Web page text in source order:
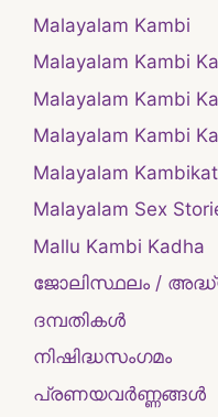
Malayalam Kambi
Malayalam Kambi
Malayalam Kambi
Malayalam Kambi
Malayalam
Malayalam Sex
Mallu Kambi Kadha
ജോലിസ്ഥലം /
ദമ്പതികള്‍
നിഷിദ്ധസംഗമം
പ്രണയവർണ്ണങ്ങൾ